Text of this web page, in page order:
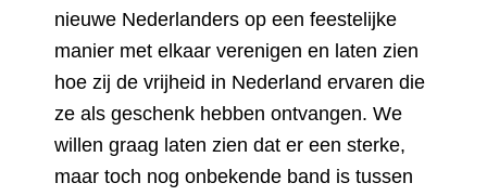
nieuwe Nederlanders op een feestelijke
manier met elkaar verenigen en laten zien
hoe zij de vrijheid in Nederland ervaren die
ze als geschenk hebben ontvangen. We
willen graag laten zien dat er een sterke,
maar toch nog onbekende band is tussen